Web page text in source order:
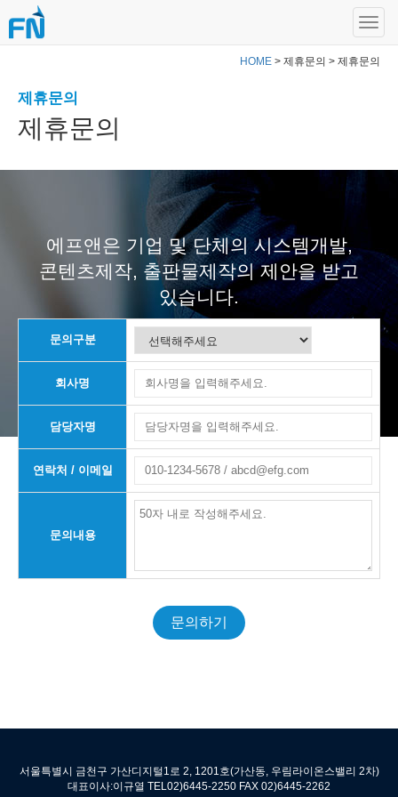
HOME > 제휴문의 > 제휴문의
제휴문의
제휴문의
에프앤은 기업 및 단체의 시스템개발,
콘텐츠제작, 출판물제작의 제안을 받고
있습니다.
문의구분
회사명
담당자명
연락처 / 이메일
문의내용
문의하기
서울특별시 금천구 가산디지털1로 2, 1201호(가산동, 우림라이온스밸리 2차)
대표이사:이규열 TEL02)6445-2250 FAX 02)6445-2262